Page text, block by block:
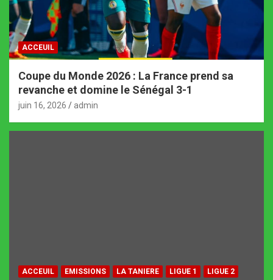
ACCEUIL
Coupe du Monde 2026 : La France prend sa
revanche et domine le Sénégal 3-1
juin 16, 2026 admin
ACCEUIL EMISSIONS LA TANIERE LIGUE 1 LIGUE 2